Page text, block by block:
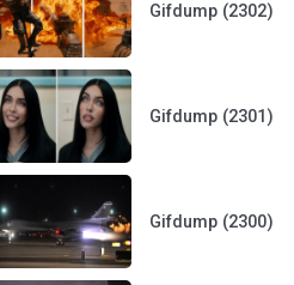
Gifdump (2302)
Gifdump (2301)
Gifdump (2300)